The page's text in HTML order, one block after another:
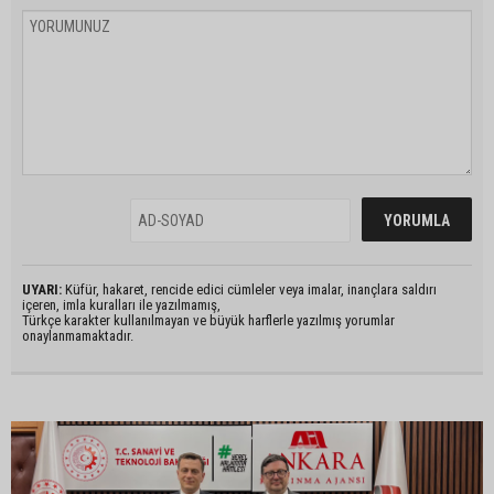
UYARI: Küfür, hakaret, rencide edici cümleler veya imalar, inançlara saldırı
içeren, imla kuralları ile yazılmamış,
Türkçe karakter kullanılmayan ve büyük harflerle yazılmış yorumlar
onaylanmamaktadır.